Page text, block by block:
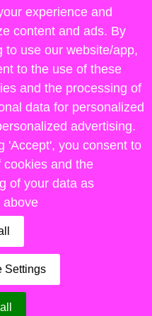
droits réservés.
Lemon&Joy
experience and
content and ads. By
to use our website/app,
to the use of these
and the processing of
data for personalized
advertising.
'Accept', you consent to
cookies and the
of your data as
above
Settings